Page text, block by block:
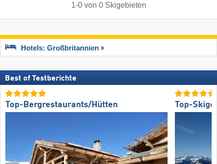
1-0von 0 Skigebieten
Hotels: Großbritannien
Best of Testberichte
Top-Bergrestaurants/Hütten Top-